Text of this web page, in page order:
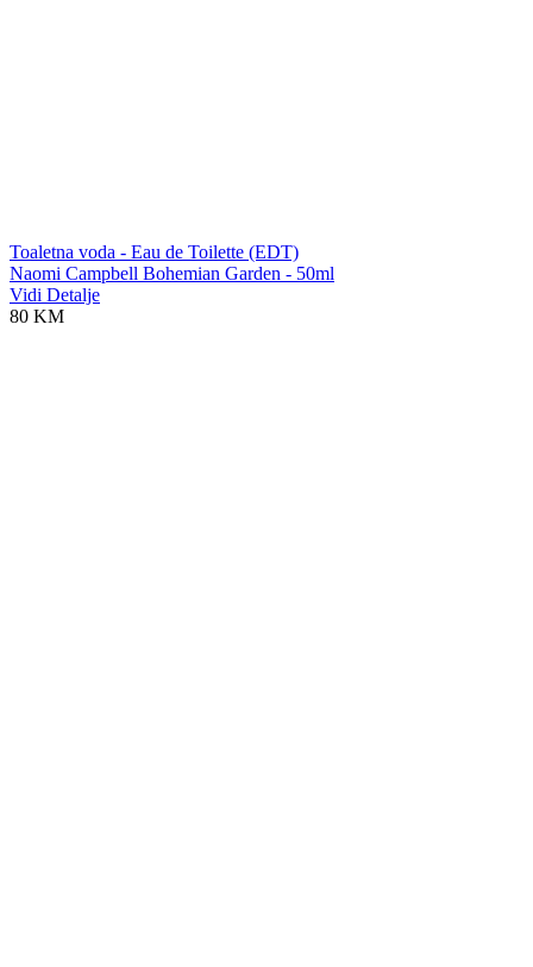
Toaletna voda - Eau de Toilette (EDT)
Naomi Campbell Bohemian Garden - 50ml
Vidi Detalje
80 KM